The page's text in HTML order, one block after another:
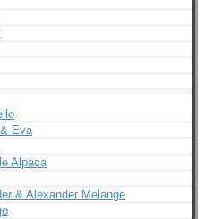
Eva
Alpaca
& Alexander Melange